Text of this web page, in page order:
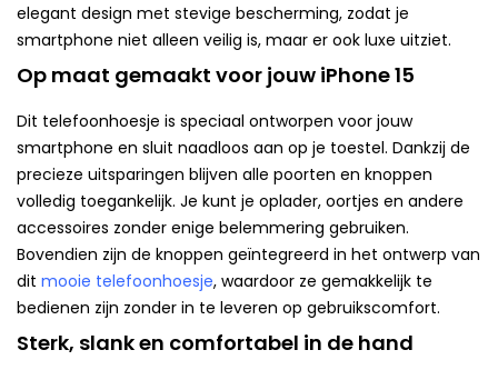
elegant design met stevige bescherming, zodat je
smartphone niet alleen veilig is, maar er ook luxe uitziet.
Op maat gemaakt voor jouw iPhone 15
Dit telefoonhoesje is speciaal ontworpen voor jouw
smartphone en sluit naadloos aan op je toestel. Dankzij de
precieze uitsparingen blijven alle poorten en knoppen
volledig toegankelijk. Je kunt je oplader, oortjes en andere
accessoires zonder enige belemmering gebruiken.
Bovendien zijn de knoppen geïntegreerd in het ontwerp van
dit mooie telefoonhoesje, waardoor ze gemakkelijk te
bedienen zijn zonder in te leveren op gebruikscomfort.
Sterk, slank en comfortabel in de hand